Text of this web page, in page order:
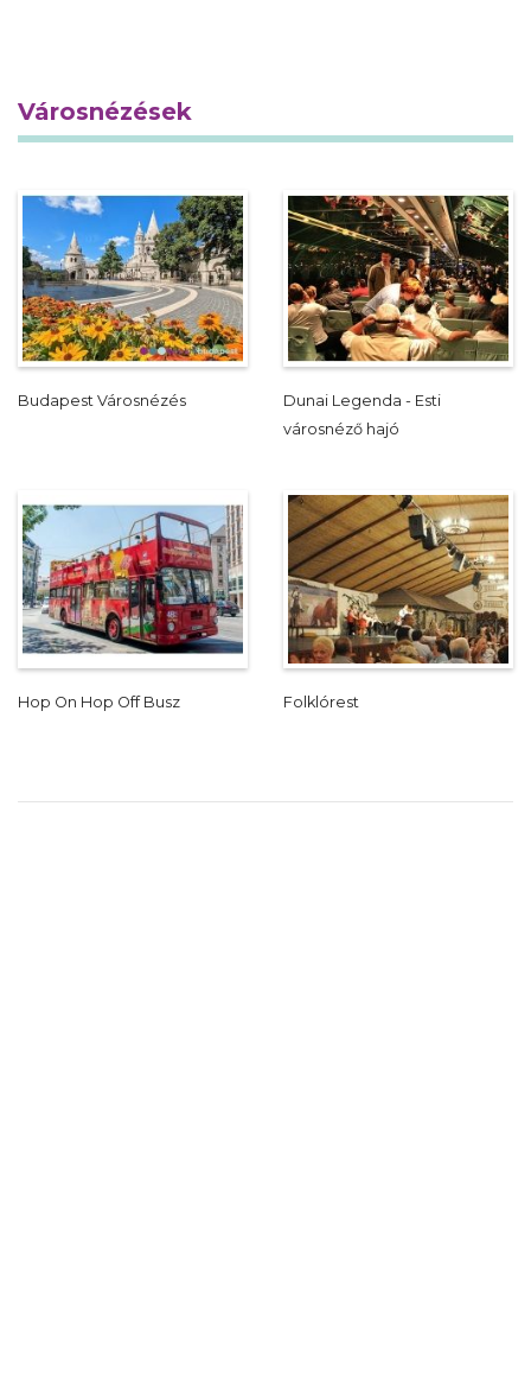
Városnézések
Budapest Városnézés
Dunai Legenda - Esti
városnéző hajó
Hop On Hop Off Busz Folklórest